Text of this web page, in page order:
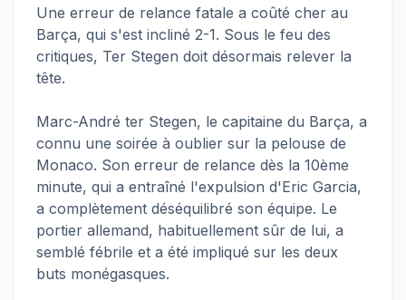
Une erreur de relance fatale a coûté cher au
Barça, qui s'est incliné 2-1. Sous le feu des
critiques, Ter Stegen doit désormais relever la
tête.
Marc-André ter Stegen, le capitaine du Barça, a
connu une soirée à oublier sur la pelouse de
Monaco. Son erreur de relance dès la 10ème
minute, qui a entraîné l'expulsion d'Eric Garcia,
a complètement déséquilibré son équipe. Le
portier allemand, habituellement sûr de lui, a
semblé fébrile et a été impliqué sur les deux
buts monégasques.